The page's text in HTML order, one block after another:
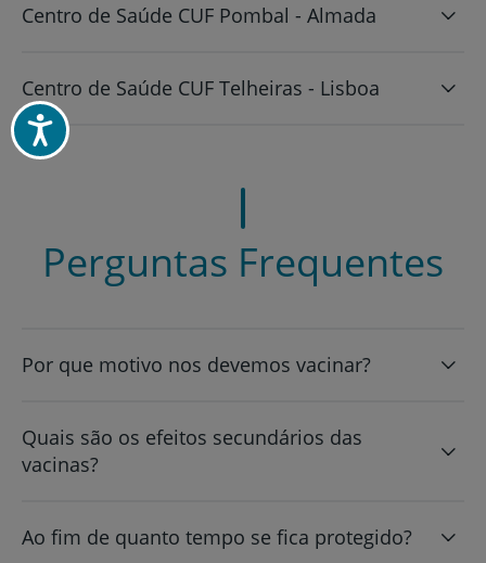
Acessibilidade
Centro de Saúde CUF Pombal - Almada
Centro de Saúde CUF Telheiras - Lisboa
Perguntas Frequentes
Por que motivo nos devemos vacinar?
Quais são os efeitos secundários das
vacinas?
Ao fim de quanto tempo se fica protegido?